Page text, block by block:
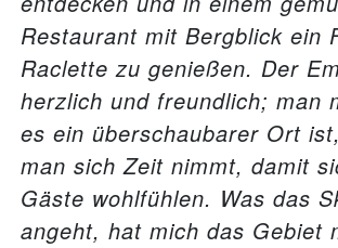
Restaurant mit Bergblick ein
Raclette zu genießen. Der
herzlich und freundlich; man
es ein überschaubarer Ort
man sich Zeit nimmt, damit
Gäste wohlfühlen. Was das
angeht, hat mich das Gebiet